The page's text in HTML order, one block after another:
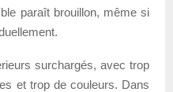
paraît brouillon, même si
surchargés, avec trop
et trop de couleurs. Dans